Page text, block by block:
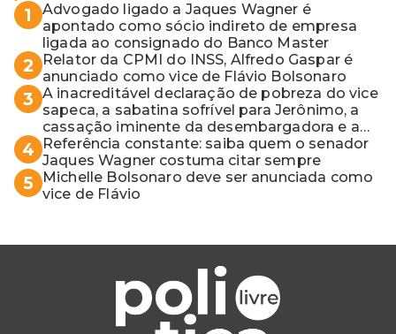
1
Advogado ligado a Jaques Wagner é
apontado como sócio indireto de empresa
ligada ao consignado do Banco Master
2
Relator da CPMI do INSS, Alfredo Gaspar é
anunciado como vice de Flávio Bolsonaro
3 A inacreditável declaração de pobreza do vice
sapeca, a sabatina sofrível para Jerônimo, a
cassação iminente da desembargadora e a
vaga do Quinto para o MP baiano
4
Referência constante: saiba quem o senador
Jaques Wagner costuma citar sempre
5
Michelle Bolsonaro deve ser anunciada como
vice de Flávio